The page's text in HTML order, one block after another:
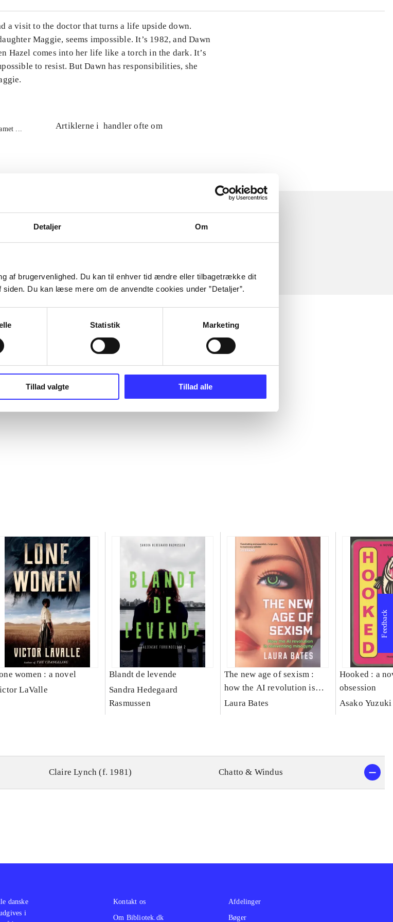
Detaljer Om
af brugervenlighed. Du kan til enhver tid ændre eller tilbagetrække dit
Du kan læse mere om de anvendte cookies under ”Detaljer”.
Statistik Marketing
Tillad valgte Tillad alle
a visit to the doctor that turns a life upside down.
Maggie, seems impossible. It’s 1982, and Dawn
Hazel comes into her life like a torch in the dark. It’s
to resist. But Dawn has responsibilities, she
...
Artiklerne i handler ofte om
women : a novel
LaValle
Blandt de levende
Sandra Hedegaard
Rasmussen
The new age of sexism :
how the AI revolution is
reinventing misogyny
Laura Bates
Hooked : a
obsession
Asako
Claire Lynch (f. 1981) Chatto & Windus
Feedback
danske
i
Kontakt os
Om Bibliotek.dk
Afdelinger
Bøger